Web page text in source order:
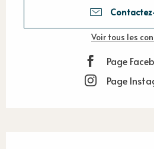
Voir tous les
Page
Page